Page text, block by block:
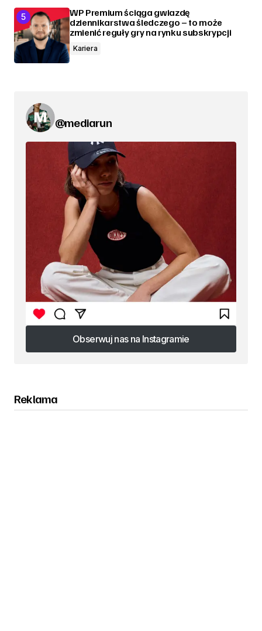
WP Premium ściąga gwiazdę
dziennikarstwa śledczego – to może
zmienić reguły gry na rynku subskrypcji
Kariera
@mediarun
Obserwuj nas na Instagramie
Obserwuj nas na Instagramie
Reklama